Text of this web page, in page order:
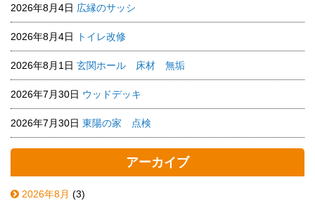
2026年8月4日 広縁のサッシ
2026年8月4日 トイレ改修
2026年8月1日 玄関ホール 床材 無垢
2026年7月30日 ウッドデッキ
2026年7月30日 東陽の家 点検
アーカイブ
2026年8月 (3)